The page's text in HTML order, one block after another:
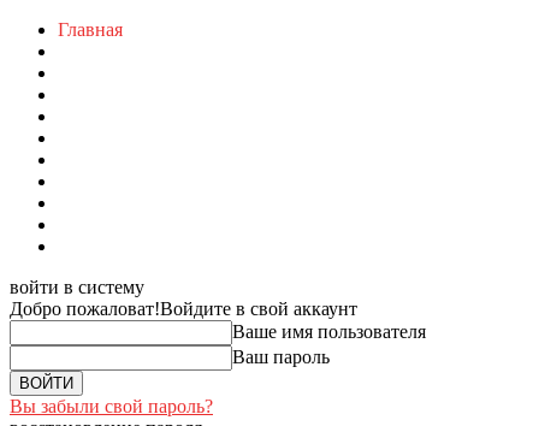
Главная
войти в систему
Добро пожаловат!Войдите в свой аккаунт
Ваше имя пользователя
Ваш пароль
Вы забыли свой пароль?